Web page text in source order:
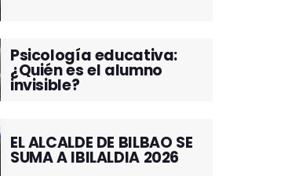
Psicología educativa:
¿Quién es el alumno
invisible?
EL ALCALDE DE BILBAO SE
SUMA A IBILALDIA 2026